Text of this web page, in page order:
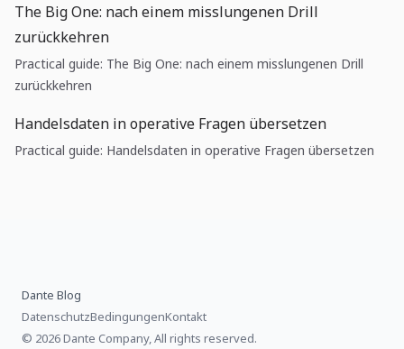
The Big One: nach einem misslungenen Drill
zurückkehren
Practical guide: The Big One: nach einem misslungenen Drill
zurückkehren
Handelsdaten in operative Fragen übersetzen
Practical guide: Handelsdaten in operative Fragen übersetzen
Dante Blog
DatenschutzBedingungenKontakt
© 2026 Dante Company, All rights reserved.